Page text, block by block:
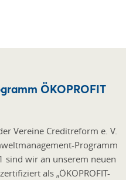
ÖKOPROFIT
Vereine Creditreform e. V.
Programm
sind wir an unserem neuen
als „ÖKOPROFIT-